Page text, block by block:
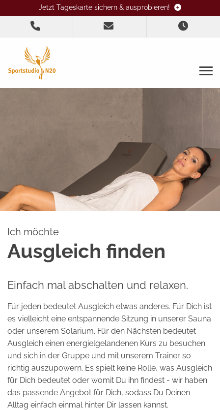
Jetzt Tageskarte sichern & ausprobieren!
Ausgleich finden
Ich möchte
Einfach mal abschalten und relaxen.
Für jeden bedeutet Ausgleich etwas anderes. Für Dich ist
es vielleicht eine entspannende Sitzung in unserer Sauna
oder unserem Solarium. Für den Nächsten bedeutet
Ausgleich einen energielgelandenen Kurs zu besuchen
und sich in der Gruppe und mit unserem Trainer so
richtig auszupowern. Es spielt keine Rolle, was Ausgleich
für Dich bedeutet oder womit Du ihn findest - wir haben
das passende Angebot für Dich, sodass Du Deinen
Alltag einfach einmal hinter Dir lassen kannst.